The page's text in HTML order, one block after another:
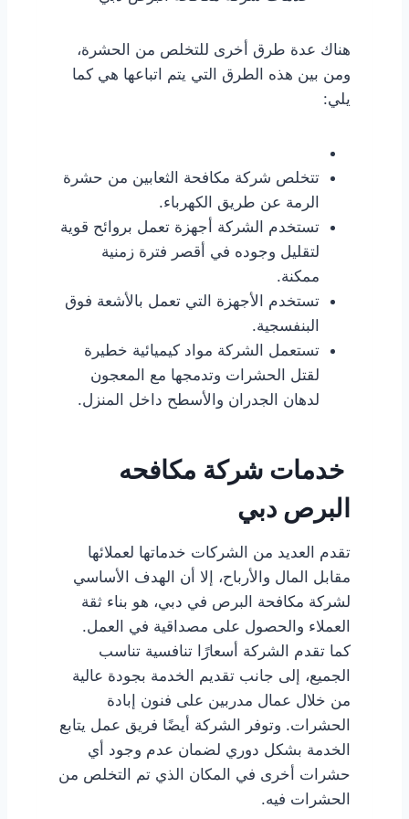
هناك عدة طرق أخرى للتخلص من الحشرة،
ومن بين هذه الطرق التي يتم اتباعها هي كما
يلي:
تتخلص شركة مكافحة الثعابين من حشرة
الرمة عن طريق الكهرباء.
تستخدم الشركة أجهزة تعمل بروائح قوية
لتقليل وجوده في أقصر فترة زمنية
ممكنة.
تستخدم الأجهزة التي تعمل بالأشعة فوق
البنفسجية.
تستعمل الشركة مواد كيميائية خطيرة
لقتل الحشرات وتدمجها مع المعجون
لدهان الجدران والأسطح داخل المنزل.
خدمات شركة مكافحه
البرص دبي
تقدم العديد من الشركات خدماتها لعملائها
مقابل المال والأرباح، إلا أن الهدف الأساسي
لشركة مكافحة البرص في دبي، هو بناء ثقة
العملاء والحصول على مصداقية في العمل.
كما تقدم الشركة أسعارًا تنافسية تناسب
الجميع، إلى جانب تقديم الخدمة بجودة عالية
من خلال عمال مدربين على فنون إبادة
الحشرات. وتوفر الشركة أيضًا فريق عمل يتابع
الخدمة بشكل دوري لضمان عدم وجود أي
حشرات أخرى في المكان الذي تم التخلص من
الحشرات فيه.